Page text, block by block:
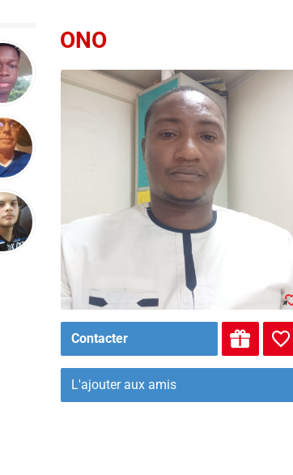
ONO
Contacter
L'ajouter aux amis